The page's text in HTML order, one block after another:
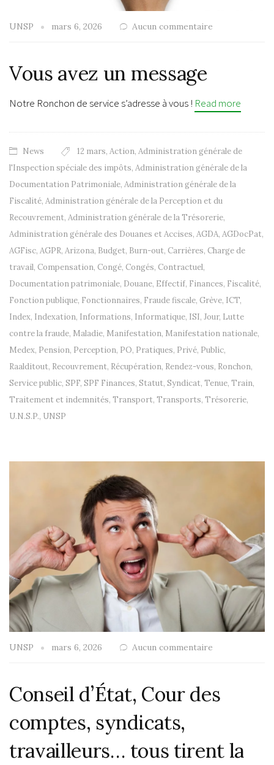
UNSP mars 6, 2026 Aucun commentaire
Vous avez un message
Notre Ronchon de service s’adresse à vous ! Read more
News 12 mars, Action, Administration générale de
l'Inspection spéciale des impôts, Administration générale de la
Documentation Patrimoniale, Administration générale de la
Fiscalité, Administration générale de la Perception et du
Recouvrement, Administration générale de la Trésorerie,
Administration générale des Douanes et Accises, AGDA, AGDocPat,
AGFisc, AGPR, Arizona, Budget, Burn-out, Carrières, Charge de
travail, Compensation, Congé, Congés, Contractuel,
Documentation patrimoniale, Douane, Effectif, Finances, Fiscalité,
Fonction publique, Fonctionnaires, Fraude fiscale, Grève, ICT,
Index, Indexation, Informations, Informatique, ISI, Jour, Lutte
contre la fraude, Maladie, Manifestation, Manifestation nationale,
Medex, Pension, Perception, PO, Pratiques, Privé, Public,
Raalditout, Recouvrement, Récupération, Rendez-vous, Ronchon,
Service public, SPF, SPF Finances, Statut, Syndicat, Tenue, Train,
Traitement et indemnités, Transport, Transports, Trésorerie,
U.N.S.P., UNSP
UNSP mars 6, 2026 Aucun commentaire
Conseil d’État, Cour des
comptes, syndicats,
travailleurs… tous tirent la